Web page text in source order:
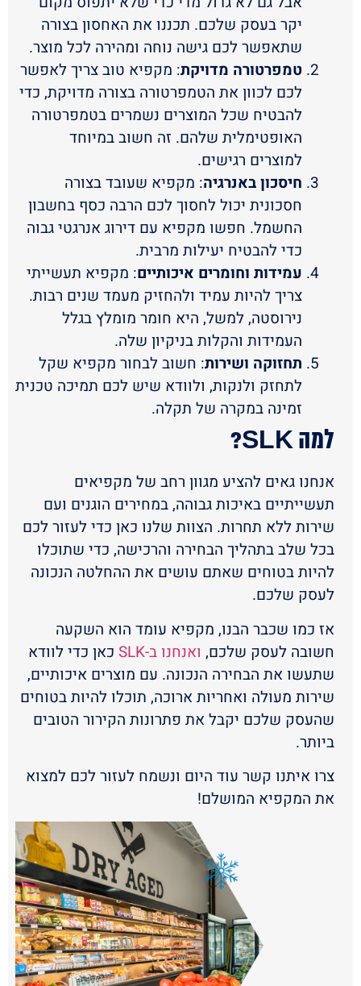
יקר בעסק שלכם. תכננו את האחסון בצורה
שתאפשר לכם גישה נוחה ומהירה לכל מוצר.
טמפרטורה מדויקת: מקפיא טוב צריך לאפשר
לכם לכוון את הטמפרטורה בצורה מדויקת, כדי
להבטיח שכל המוצרים נשמרים בטמפרטורה
האופטימלית שלהם. זה חשוב במיוחד
למוצרים רגישים.
חיסכון באנרגיה: מקפיא שעובד בצורה
חסכונית יכול לחסוך לכם הרבה כסף בחשבון
החשמל. חפשו מקפיא עם דירוג אנרגטי גבוה
כדי להבטיח יעילות מרבית.
עמידות וחומרים איכותיים: מקפיא תעשייתי
צריך להיות עמיד ולהחזיק מעמד שנים רבות.
נירוסטה, למשל, היא חומר מומלץ בגלל
העמידות והקלות בניקיון שלה.
תחזוקה ושירות: חשוב לבחור מקפיא שקל
לתחזק ולנקות, ולוודא שיש לכם תמיכה טכנית
זמינה במקרה של תקלה.
למה SLK?
אנחנו גאים להציע מגוון רחב של מקפיאים
תעשייתיים באיכות גבוהה, במחירים הוגנים ועם
שירות ללא תחרות. הצוות שלנו כאן כדי לעזור לכם
בכל שלב בתהליך הבחירה והרכישה, כדי שתוכלו
להיות בטוחים שאתם עושים את ההחלטה הנכונה
לעסק שלכם.
אז כמו שכבר הבנו, מקפיא עומד הוא השקעה
חשובה לעסק שלכם, ואנחנו ב-SLK
כאן כדי לוודא
שתעשו את הבחירה הנכונה. עם מוצרים איכותיים,
שירות מעולה ואחריות ארוכה, תוכלו להיות בטוחים
שהעסק שלכם יקבל את פתרונות הקירור הטובים
ביותר.
צרו איתנו קשר עוד היום ונשמח לעזור לכם למצוא
את המקפיא המושלם!